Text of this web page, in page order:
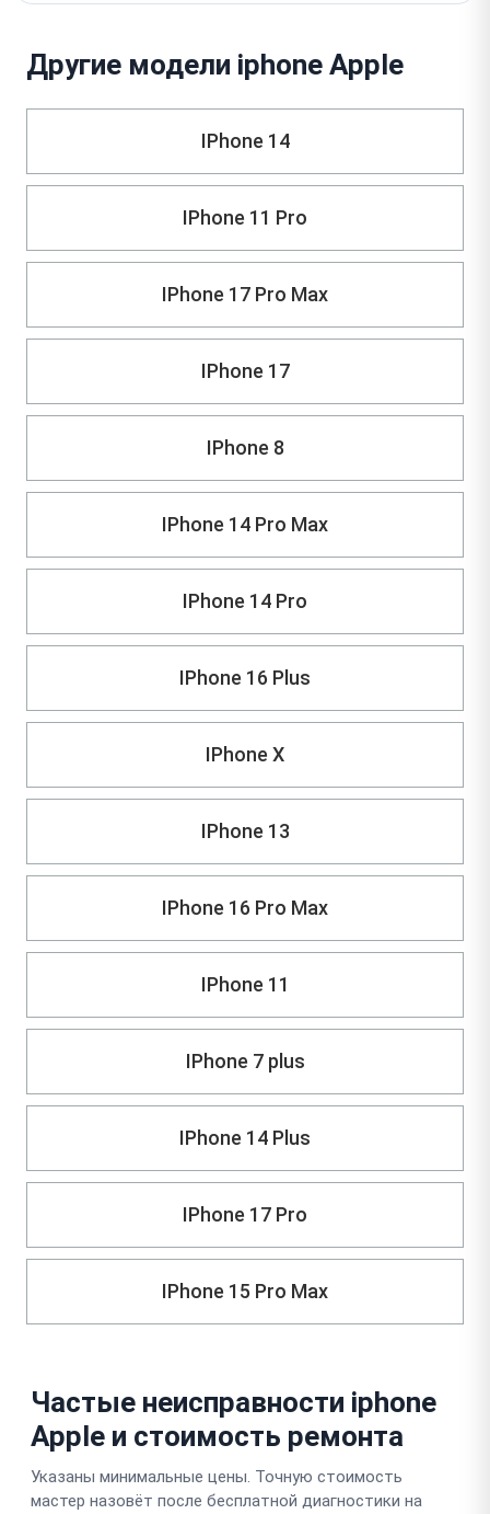
Другие модели iphone Apple
IPhone 14
IPhone 11 Pro
IPhone 17 Pro Max
IPhone 17
IPhone 8
IPhone 14 Pro Max
IPhone 14 Pro
IPhone 16 Plus
IPhone X
IPhone 13
IPhone 16 Pro Max
IPhone 11
IPhone 7 plus
IPhone 14 Plus
IPhone 17 Pro
IPhone 15 Pro Max
Частые неисправности iphone
Apple и стоимость ремонта
Указаны минимальные цены. Точную стоимость
мастер назовёт после бесплатной диагностики на